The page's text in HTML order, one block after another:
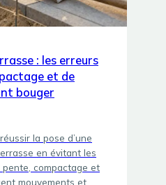
: les erreurs
et de
bouger
la pose d’une
en évitant les
compactage et
mouvements et